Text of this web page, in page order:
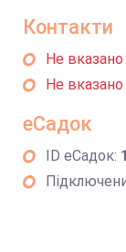
Контакти
Не вказано
Не вказано
еСадок
ID еСадок: